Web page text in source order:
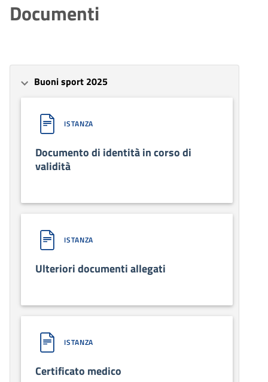
Documenti
Buoni sport 2025
ISTANZA
Documento di identità in corso di
validità
ISTANZA
Ulteriori documenti allegati
ISTANZA
Certificato medico